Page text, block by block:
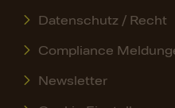
Datenschutz / Recht
Compliance
Newsletter